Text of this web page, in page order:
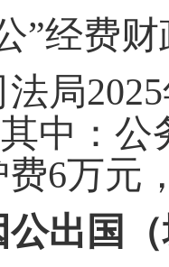
”经费
局2025
中：公
费6万元
公出国